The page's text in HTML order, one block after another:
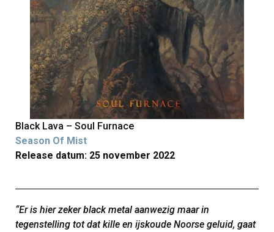
Black Lava – Soul Furnace
Season Of Mist
Release datum: 25 november 2022
“Er is hier zeker black metal aanwezig maar in
tegenstelling tot dat kille en ijskoude Noorse geluid, gaat